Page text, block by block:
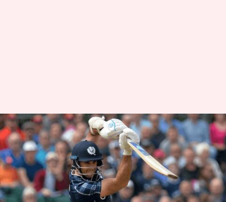
అంతర్జాతీయ క్రికెట్‌కు మాజీ కెప్టెన్
గుడ్‌బై
వ్రాసిన వారు Jayachandra Akuri Mar 23, 2023 01:22 pm
ఈ వార్తాకథనం ఏంటి